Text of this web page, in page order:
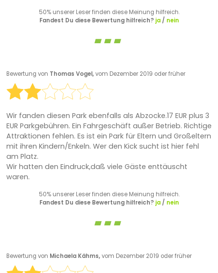
50% unserer Leser finden diese Meinung hilfreich.
Fandest Du diese Bewertung hilfreich? ja/ nein
Bewertung von Thomas Vogel,vom Dezember 2019 oder früher
Wir fanden diesen Park ebenfalls als Abzocke.17 EUR plus 3
EUR Parkgebühren. Ein Fahrgeschäft außer Betrieb. Richtige
Attraktionen fehlen. Es ist ein Park für Eltern und Großeltern
mit ihren Kindern/Enkeln. Wer den Kick sucht ist hier fehl
am Platz.
Wir hatten den Eindruck,daß viele Gäste enttäuscht
waren.
50% unserer Leser finden diese Meinung hilfreich.
Fandest Du diese Bewertung hilfreich? ja/ nein
Bewertung von Michaela Kähms,vom Dezember 2019 oder früher